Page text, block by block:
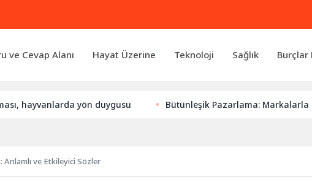
ve Cevap Alanı Hayat Üzerine Teknoloji Sağlık Burçlar
yön duygusu Bütünleşik Pazarlama: Markalarla Güçlü
Anlamlı ve Etkileyici Sözler